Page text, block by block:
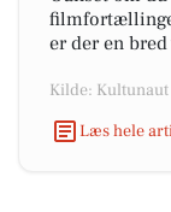
er der en
Kilde: Kultunaut
Læs hele